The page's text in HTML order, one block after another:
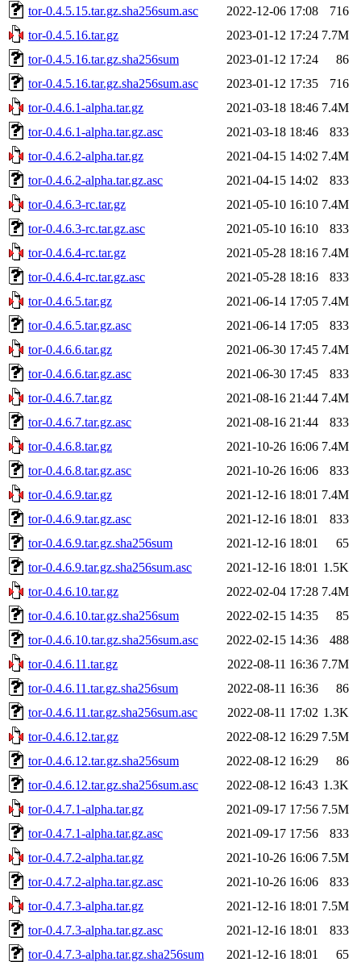
tor-0.4.5.15.tar.gz.sha256sum.asc 2022-12-06 17:08
716
tor-0.4.5.16.tar.gz
2023-01-12 17:24 7.7M
tor-0.4.5.16.tar.gz.sha256sum
2023-01-12 17:24
86
tor-0.4.5.16.tar.gz.sha256sum.asc
2023-01-12 17:35
716
tor-0.4.6.1-alpha.tar.gz
2021-03-18 18:46 7.4M
tor-0.4.6.1-alpha.tar.gz.asc
2021-03-18 18:46
833
tor-0.4.6.2-alpha.tar.gz
2021-04-15 14:02 7.4M
tor-0.4.6.2-alpha.tar.gz.asc
2021-04-15 14:02
833
tor-0.4.6.3-rc.tar.gz
2021-05-10 16:10 7.4M
tor-0.4.6.3-rc.tar.gz.asc
2021-05-10 16:10
833
tor-0.4.6.4-rc.tar.gz
2021-05-28 18:16 7.4M
tor-0.4.6.4-rc.tar.gz.asc
2021-05-28 18:16
833
tor-0.4.6.5.tar.gz
2021-06-14 17:05 7.4M
tor-0.4.6.5.tar.gz.asc
2021-06-14 17:05
833
tor-0.4.6.6.tar.gz
2021-06-30 17:45 7.4M
tor-0.4.6.6.tar.gz.asc
2021-06-30 17:45
833
tor-0.4.6.7.tar.gz
2021-08-16 21:44 7.4M
tor-0.4.6.7.tar.gz.asc
2021-08-16 21:44
833
tor-0.4.6.8.tar.gz
2021-10-26 16:06 7.4M
tor-0.4.6.8.tar.gz.asc
2021-10-26 16:06
833
tor-0.4.6.9.tar.gz
2021-12-16 18:01 7.4M
tor-0.4.6.9.tar.gz.asc
2021-12-16 18:01
833
tor-0.4.6.9.tar.gz.sha256sum
2021-12-16 18:01
65
tor-0.4.6.9.tar.gz.sha256sum.asc
2021-12-16 18:01 1.5K
tor-0.4.6.10.tar.gz
2022-02-04 17:28 7.4M
tor-0.4.6.10.tar.gz.sha256sum
2022-02-15 14:35
85
tor-0.4.6.10.tar.gz.sha256sum.asc
2022-02-15 14:36
488
tor-0.4.6.11.tar.gz
2022-08-11 16:36 7.7M
tor-0.4.6.11.tar.gz.sha256sum
2022-08-11 16:36
86
tor-0.4.6.11.tar.gz.sha256sum.asc
2022-08-11 17:02 1.3K
tor-0.4.6.12.tar.gz
2022-08-12 16:29 7.5M
tor-0.4.6.12.tar.gz.sha256sum
2022-08-12 16:29
86
tor-0.4.6.12.tar.gz.sha256sum.asc
2022-08-12 16:43 1.3K
tor-0.4.7.1-alpha.tar.gz
2021-09-17 17:56 7.5M
tor-0.4.7.1-alpha.tar.gz.asc
2021-09-17 17:56
833
tor-0.4.7.2-alpha.tar.gz
2021-10-26 16:06 7.5M
tor-0.4.7.2-alpha.tar.gz.asc
2021-10-26 16:06
833
tor-0.4.7.3-alpha.tar.gz
2021-12-16 18:01 7.5M
tor-0.4.7.3-alpha.tar.gz.asc
2021-12-16 18:01
833
tor-0.4.7.3-alpha.tar.gz.sha256sum
2021-12-16 18:01
65